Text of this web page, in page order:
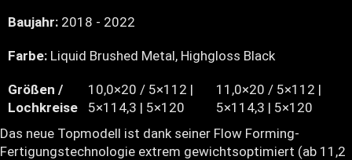
Baujahr: 2018 - 2022
Farbe: Liquid Brushed Metal, Highgloss Black
Größen /
Lochkreise
10,0×20 / 5×112 |
5×114,3 | 5×120
11,0×20 / 5×112 |
5×114,3 | 5×120
Das neue Topmodell ist dank seiner Flow Forming-
Fertigungstechnologie extrem gewichtsoptimiert (ab 11,2